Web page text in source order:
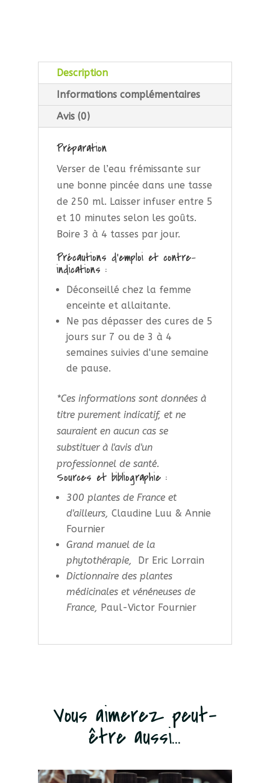
Description
Informations complémentaires
Avis (0)
Préparation
Verser de l’eau frémissante sur
une bonne pincée dans une tasse
de 250 ml. Laisser infuser entre 5
et 10 minutes selon les goûts.
Boire 3 à 4 tasses par jour.
Précautions d’emploi et contre-
indications :
Déconseillé chez la femme
enceinte et allaitante.
Ne pas dépasser des cures de 5
jours sur 7 ou de 3 à 4
semaines suivies d'une semaine
de pause.
*Ces informations sont données à
titre purement indicatif, et ne
sauraient en aucun cas se
substituer à l'avis d'un
professionnel de santé.
Sources et bibliographie :
300 plantes de France et
d'ailleurs, Claudine Luu & Annie
Fournier
Grand manuel de la
phytothérapie, Dr Eric Lorrain
Dictionnaire des plantes
médicinales et vénéneuses de
France, Paul-Victor Fournier
Vous aimerez peut-
être aussi...